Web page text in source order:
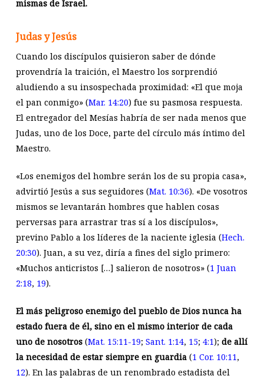
mismas de Israel.
Judas y Jesús
Cuando los discípulos quisieron saber de dónde
provendría la traición, el Maestro los sorprendió
aludiendo a su insospechada proximidad: «El que moja
el pan conmigo» (Mar. 14:20) fue su pasmosa respuesta.
El entregador del Mesías habría de ser nada menos que
Judas, uno de los Doce, parte del círculo más íntimo del
Maestro.
«Los enemigos del hombre serán los de su propia casa»,
advirtió Jesús a sus seguidores (Mat. 10:36). «De vosotros
mismos se levantarán hombres que hablen cosas
perversas para arrastrar tras sí a los discípulos»,
previno Pablo a los líderes de la naciente iglesia (Hech.
20:30). Juan, a su vez, diría a fines del siglo primero:
«Muchos anticristos […] salieron de nosotros» (1 Juan
2:18, 19).
El más peligroso enemigo del pueblo de Dios nunca ha
estado fuera de él, sino en el mismo interior de cada
uno de nosotros(Mat. 15:11-19; Sant. 1:14, 15; 4:1); de allí
la necesidad de estar siempre en guardia(1 Cor. 10:11,
12). En las palabras de un renombrado estadista del